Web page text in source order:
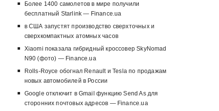
Более 1400 самолетов в мире получили
бесплатный Starlink — Finance.ua
в США запустят производство сверхточных и
сверхкомпактных атомных часов
Xiaomi показала гибридный кроссовер SkyNomad
N90 (фото) — Finance.ua
Rolls-Royce обогнал Renault и Tesla по продажам
новых автомобилей в России
Google отключит в Gmail функцию Send As для
сторонних почтовых адресов — Finance.ua